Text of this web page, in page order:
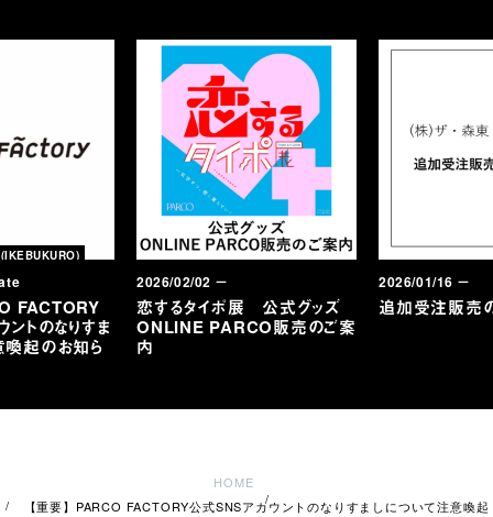
FACTORY
トのなりすま
喚起のお知ら
2026/02/02 －
恋するタイポ展 公式グッズ
ONLINE PARCO販売のご案
内
2026/01/16 －
追加受注販売
HOME
【重要】PARCO FACTORY公式SNSアカウントのなりすましについて注意喚起